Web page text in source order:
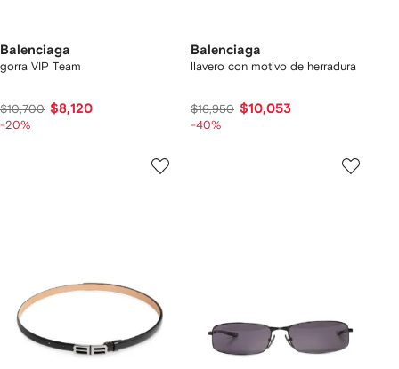
Balenciaga
gorra VIP Team
$10,700 $8,120
-20%
Balenciaga
llavero con motivo de herradura
$16,950 $10,053
-40%